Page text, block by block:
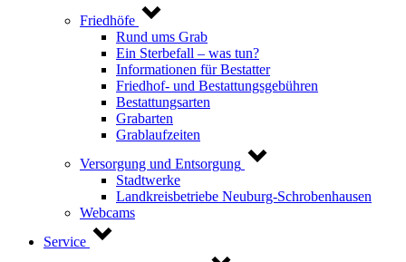
Friedhöfe
Rund ums Grab
Ein Sterbefall – was tun?
Informationen für Bestatter
Friedhof- und Bestattungsgebühren
Bestattungsarten
Grabarten
Grablaufzeiten
Versorgung und Entsorgung
Stadtwerke
Landkreisbetriebe Neuburg-Schrobenhausen
Webcams
Service